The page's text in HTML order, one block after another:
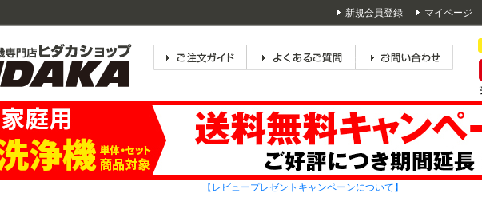
新規会員登録 マイページ
【レビュープレゼントキャンペーンについて】